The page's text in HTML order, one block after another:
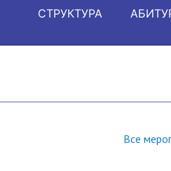
СТРУКТУРА
Все